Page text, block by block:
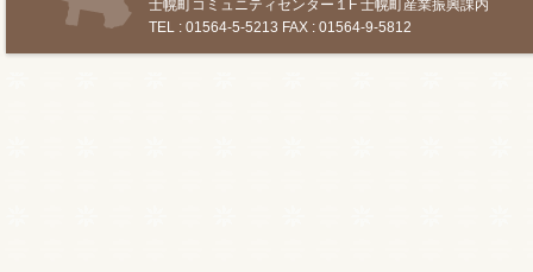
士幌町コミュニティセンター１F 士幌町産業振興課内
TEL : 01564-5-5213 FAX : 01564-9-5812